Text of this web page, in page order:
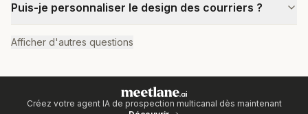
Puis-je personnaliser le design des courriers ?
Afficher d'autres questions
Créez votre agent IA de prospection multicanal dès maintenant